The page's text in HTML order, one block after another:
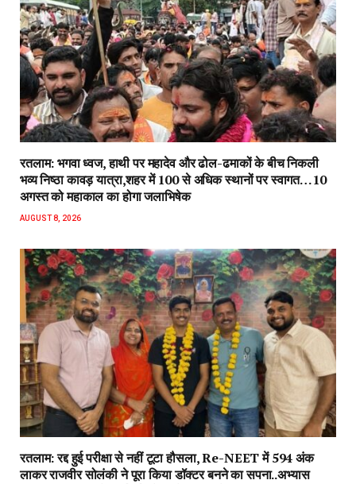
रतलाम: भगवा ध्वज, हाथी पर महादेव और ढोल-ढमाकों के बीच निकली
भव्य निष्ठा कावड़ यात्रा,शहर में 100 से अधिक स्थानों पर स्वागत…10
अगस्त को महाकाल का होगा जलाभिषेक
AUGUST 8, 2026
रतलाम: रद्द हुई परीक्षा से नहीं टूटा हौसला, Re-NEET में 594 अंक
लाकर राजवीर सोलंकी ने पूरा किया डॉक्टर बनने का सपना..अभ्यास